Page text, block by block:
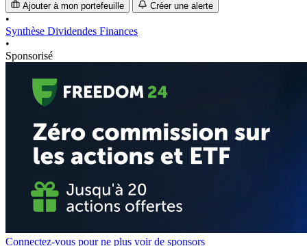
Ajouter à mon portefeuille Créer une alerte
•
Synthèse Dividendes Finances
•
Sponsorisé
Connectez-vous pour ne plus voir de sponsors